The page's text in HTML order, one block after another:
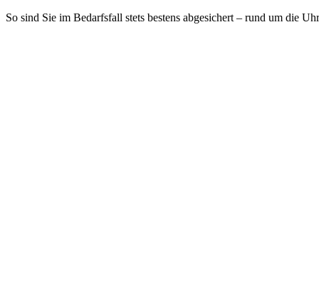
So sind Sie im Bedarfsfall stets bestens abgesichert – rund um die